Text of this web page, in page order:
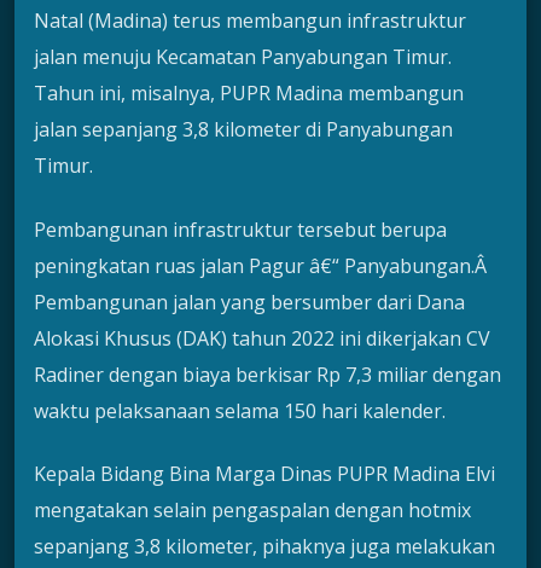
Natal (Madina) terus membangun infrastruktur
jalan menuju Kecamatan Panyabungan Timur.
Tahun ini, misalnya, PUPR Madina membangun
jalan sepanjang 3,8 kilometer di Panyabungan
Timur.
Pembangunan infrastruktur tersebut berupa
peningkatan ruas jalan Pagur â€“ Panyabungan.Â
Pembangunan jalan yang bersumber dari Dana
Alokasi Khusus (DAK) tahun 2022 ini dikerjakan CV
Radiner dengan biaya berkisar Rp 7,3 miliar dengan
waktu pelaksanaan selama 150 hari kalender.
Kepala Bidang Bina Marga Dinas PUPR Madina Elvi
mengatakan selain pengaspalan dengan hotmix
sepanjang 3,8 kilometer, pihaknya juga melakukan